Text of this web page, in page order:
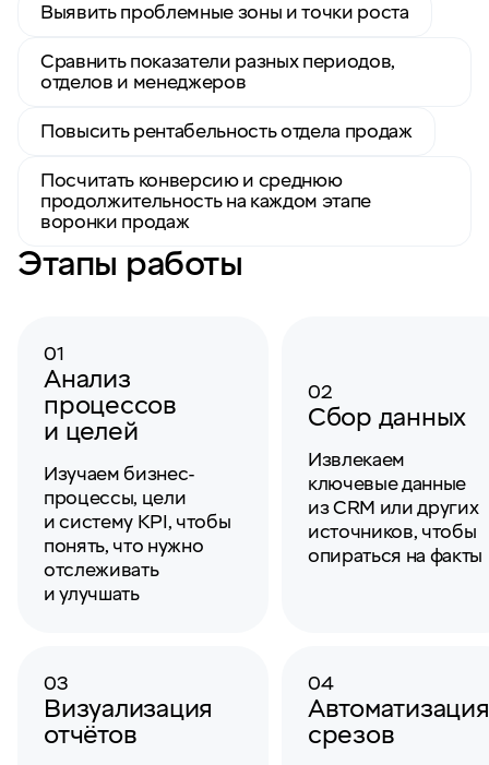
Выявить проблемные зоны и точки роста
Сравнить показатели разных периодов,
отделов и менеджеров
Повысить рентабельность отдела продаж
Посчитать конверсию и среднюю
продолжительность на каждом этапе
воронки продаж
Этапы работы
01
Анализ
процессов
и целей
Изучаем бизнес-
процессы, цели
и систему KPI, чтобы
понять, что нужно
отслеживать
и улучшать
02
Сбор данных
Извлекаем
ключевые данные
из CRM или других
источников, чтобы
опираться на факты
03
Визуализация
отчётов
04
Автоматизация
срезов